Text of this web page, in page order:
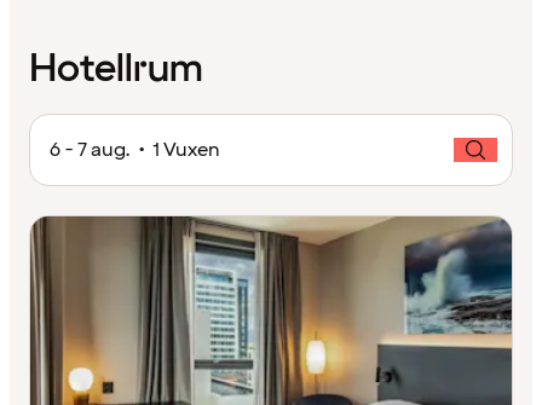
Hotellrum
6 - 7 aug. • 1 Vuxen